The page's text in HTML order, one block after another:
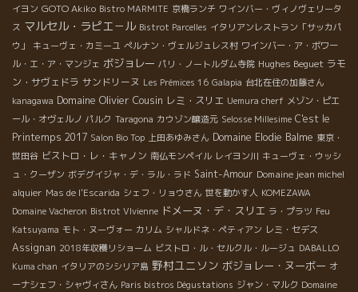
イヨン GOTO Akiko Bistro MARMITE 京橋ランチ ワインバー・ヴィノヴェリータ
ス マルセル・ラピエ－ル Bistrot Parcelles イタリアンレストラン「サッカパ
ウ」
キューヴェ・カミーユ ぺルナン・ヴェルジュレス村 ワインバー・ア・ボワー
ル・エ・ア・マンジェ ボジョレー パリ・ノートルダム寺院 Hughes Beguet ラモ
ン・サヴェドラ サンドリーヌ Les Prémices 16 Galapia 台北在住の加藤さん
kanagawa Domaine Olivier Cousin レミ・スリエ Uemura cherf メゾン・ピエ
ール・オヴェルノ パルク Taragona カウゾン醸造元 Selosse Millesime C'est le
Printemps 2017 Salon Bio Top 上田あゆみさん Domaine Elodie Balme 東京・
世田谷 ビストロ・レ・キャノン 南仏モンペイル レイヨン川 キューヴェ・ウッシ
ュ・クーザン ボデグイジャ・デ・ラル・ラド Saint-Amour Domaine jean michel
alquier Mas de l'Escarida シェフ・リョウさん 世を動かす人 KOMEZAWA
Domaine Vacheron Bistrot VIvienne ドメーヌ・デ・スリエ ラ・プラツ Feu
Katsuyama モト・ヌーヴォー カリム シャルドネ・ペティアン レミ・セデス
Assignan 2018年収穫リショーム ビストロ・ル・セルクル・ルージュ DABALLO
Kuma chan イタリアのシシリア島 野村ユニソン ボジョレー・ヌーボー オ
ーナシェフ・シャヴィさん Paris bistros Dégustations ジャン・マルク Domaine